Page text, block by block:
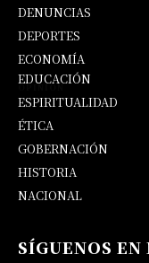
DENUNCIAS
DEPORTES
ECONOMÍA
OPINIÓN
EDUCACIÓN
ESPIRITUALIDAD
ÉTICA
GOBERNACIÓN
HISTORIA
NACIONAL
SÍGUENOS EN